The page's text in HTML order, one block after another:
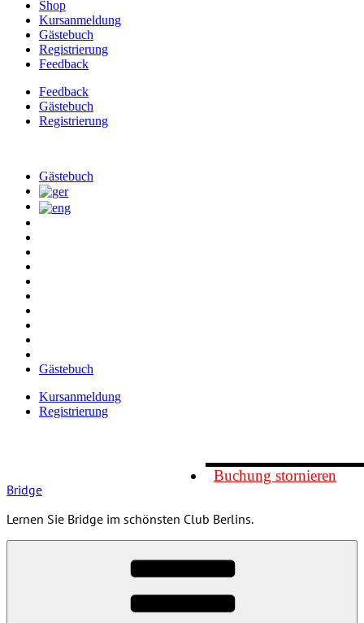
Shop
Kursanmeldung
Gästebuch
Registrierung
Feedback
Feedback
Gästebuch
Registrierung
contentGästebuch
Gästebuch
Kursanmeldung
Registrierung
Buchung stornieren
Bridge
Lernen Sie Bridge im schönsten Club Berlins.